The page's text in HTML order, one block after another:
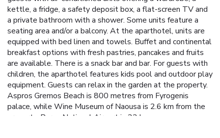
kettle, a fridge, a safety deposit box, a flat-screen TV and
a private bathroom with a shower. Some units feature a
seating area and/or a balcony. At the aparthotel, units are
equipped with bed linen and towels. Buffet and continental
breakfast options with fresh pastries, pancakes and fruits
are available. There is a snack bar and bar. For guests with
children, the aparthotel features kids pool and outdoor play
equipment. Guests can relax in the garden at the property.
Aspros Gremos Beach is 800 metres from Fyrogenis
palace, while Wine Museum of Naousa is 2.6 km from the
property. Paros National Airport is 22 km away.